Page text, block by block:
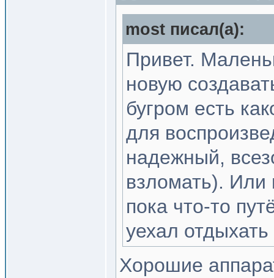
most писал(a):
Привет.
новую
бугром есть
для
надежный,
взломать). Или
пока что-то
уехал
Хорошие